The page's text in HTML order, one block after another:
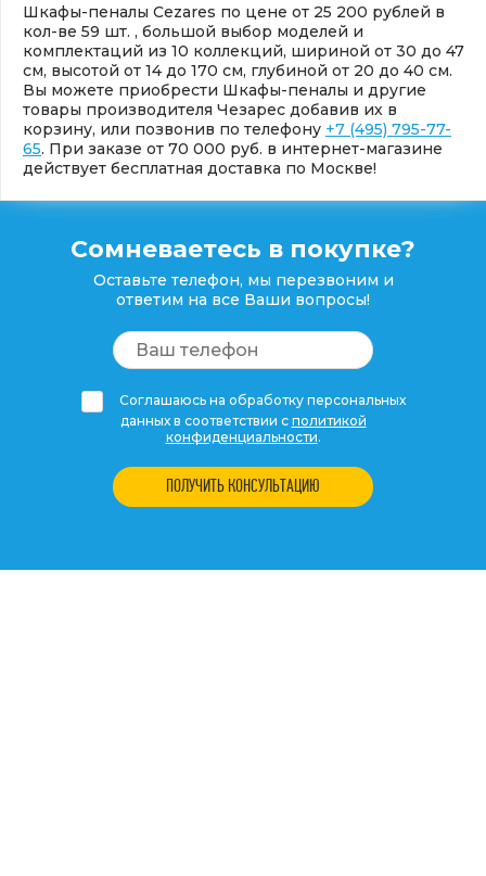
Шкафы-пеналы Cezares по цене от 25 200 рублей в
кол-ве 59 шт. , большой выбор моделей и
комплектаций из 10 коллекций, шириной от 30 до 47
см, высотой от 14 до 170 см, глубиной от 20 до 40 см.
Вы можете приобрести Шкафы-пеналы и другие
товары производителя Чезарес добавив их в
корзину, или позвонив по телефону +7 (495) 795-77-
65. При заказе от 70 000 руб. в интернет-магазине
действует бесплатная доставка по Москве!
Сомневаетесь в покупке?
Оставьте телефон, мы перезвоним и
ответим на все Ваши вопросы!
Соглашаюсь на обработку персональных
данных в соответствии с политикой
конфиденциальности.
ПОЛУЧИТЬ КОНСУЛЬТАЦИЮ